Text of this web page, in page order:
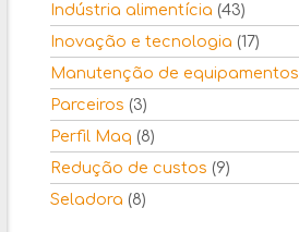
Indústria alimentícia (43)
Inovação e tecnologia (17)
Manutenção de equipamentos
Parceiros (3)
Perfil Maq (8)
Redução de custos (9)
Seladora (8)